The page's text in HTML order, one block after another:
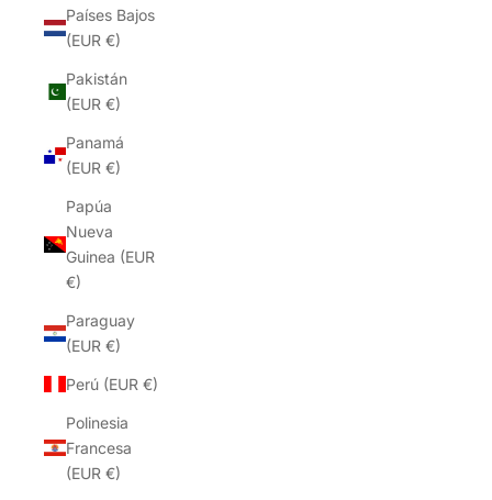
Países Bajos
(EUR €)
Pakistán
(EUR €)
Panamá
(EUR €)
Papúa
Nueva
Guinea (EUR
€)
Paraguay
(EUR €)
Perú (EUR €)
Polinesia
Francesa
(EUR €)